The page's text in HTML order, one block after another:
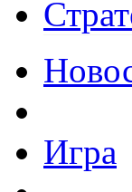
Игра